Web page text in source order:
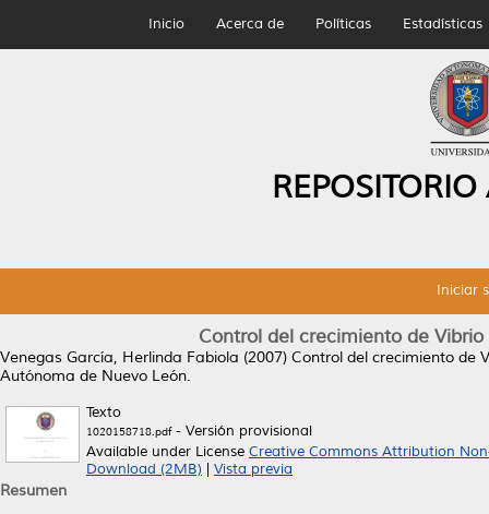
Inicio Acerca de Políticas Estadísticas
Iniciar
Control del crecimiento de
Venegas García, Herlinda Fabiola (2007) Control del crecimiento de
Autónoma de Nuevo León.
Texto
1020158718.pdf- Versión provisional
Available under License Creative Commons Attribution
Download (2MB)
Vista previa
Resumen